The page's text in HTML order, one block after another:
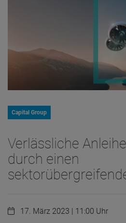
Capital Group
Verlässliche
durch einen
17. März 2023 | 11:00 Uhr